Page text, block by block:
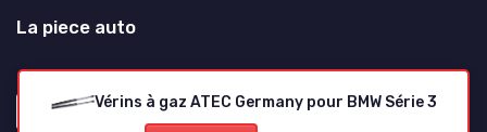
Vérins à gaz ATEC Germany pour BMW Série 3
La piece auto